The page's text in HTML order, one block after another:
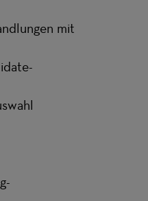
mit